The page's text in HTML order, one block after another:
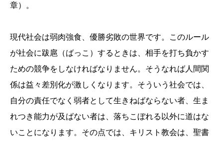
章）。
現代社会は弱肉強食、優勝劣敗の世界です。このルール
が社会に跋扈（ばっこ）するときは、相手を打ち負かす
ための競争をしなければなりません。そうなれば人間関
係は益々差別化が激しくなります。そういう社会では、
自分の責任でなく弱者として生きねばならない者、生ま
れつき能力が及ばない者は、落ちこぼれる以外に道はな
いことになります。その点では、キリスト教会は、聖書